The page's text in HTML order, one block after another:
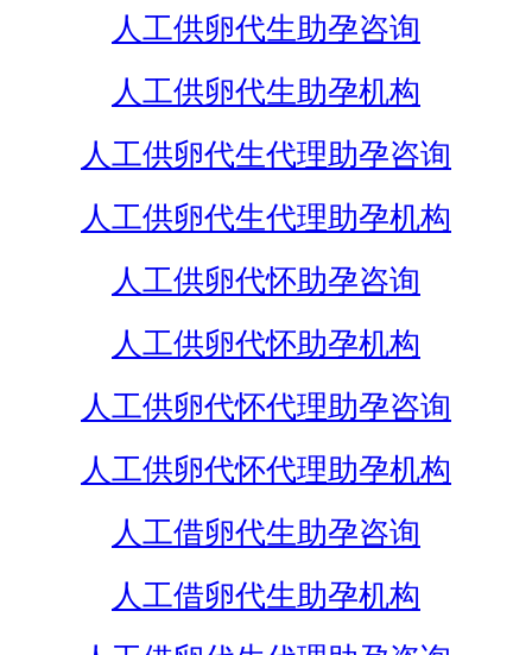
人工供卵代生助孕咨询
人工供卵代生助孕机构
人工供卵代生代理助孕咨询
人工供卵代生代理助孕机构
人工供卵代怀助孕咨询
人工供卵代怀助孕机构
人工供卵代怀代理助孕咨询
人工供卵代怀代理助孕机构
人工借卵代生助孕咨询
人工借卵代生助孕机构